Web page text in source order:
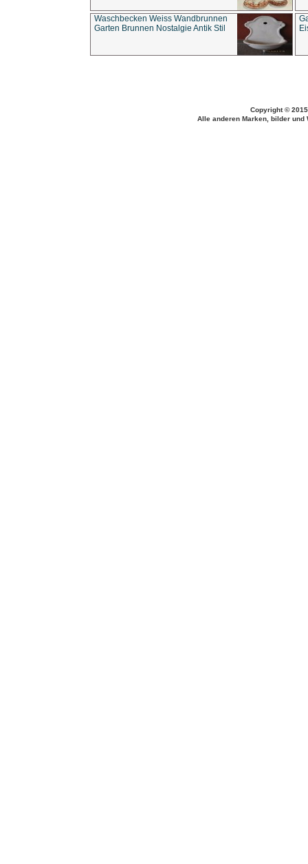
Waschbecken Weiss Wandbrunnen
Garten Brunnen Nostalgie Antik Stil
Copyright ©
Alle anderen Marken, bilder und